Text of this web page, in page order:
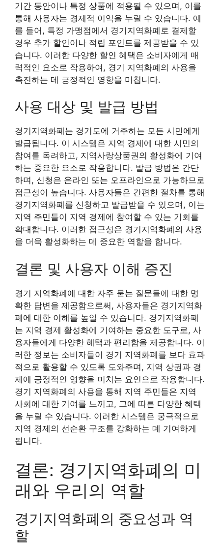
기간 동안이나 특정 상품에 적용될 수 있으며, 이를
통해 사용자는 경제적 이익을 누릴 수 있습니다. 예
를 들어, 특정 가맹점에서 경기지역화폐로 결제할
경우 추가 할인이나 적립 포인트를 제공받을 수 있
습니다. 이러한 다양한 할인 혜택은 소비자에게 매
력적인 요소로 작용하여, 경기 지역화폐의 사용을
촉진하는 데 긍정적인 영향을 미칩니다.
사용 대상 및 발급 방법
경기지역화폐는 경기도에 거주하는 모든 시민에게
발급됩니다. 이 시스템은 지역 경제에 대한 시민의
참여를 독려하고, 지역사랑상품권의 활성화에 기여
하는 중요한 요소로 작용합니다. 발급 방법은 간단
하며, 신청은 온라인 또는 오프라인으로 가능하므로
접근성이 높습니다. 사용자들은 간편한 절차를 통해
경기지역화폐를 신청하고 발급받을 수 있으며, 이는
지역 주민들이 지역 경제에 참여할 수 있는 기회를
확대합니다. 이러한 접근성은 경기지역화폐의 사용
을 더욱 활성화하는 데 중요한 역할을 합니다.
결론 및 사용자 이해 증진
경기 지역화폐에 대한 자주 묻는 질문들에 대한 명
확한 답변을 제공함으로써, 사용자들은 경기지역화
폐에 대한 이해를 높일 수 있습니다. 경기지역화폐
는 지역 경제 활성화에 기여하는 중요한 도구로, 사
용자들에게 다양한 혜택과 편리함을 제공합니다. 이
러한 정보는 소비자들이 경기 지역화폐를 보다 효과
적으로 활용할 수 있도록 도와주며, 지역 상권과 경
제에 긍정적인 영향을 미치는 요인으로 작용합니다.
경기 지역화폐의 사용을 통해 지역 주민들은 지역
사회에 대한 기여를 느끼고, 그에 따른 다양한 혜택
을 누릴 수 있습니다. 이러한 시스템은 궁극적으로
지역 경제의 선순환 구조를 강화하는 데 기여하게
됩니다.
결론: 경기지역화폐의 미
래와 우리의 역할
경기지역화폐의 중요성과 역
할